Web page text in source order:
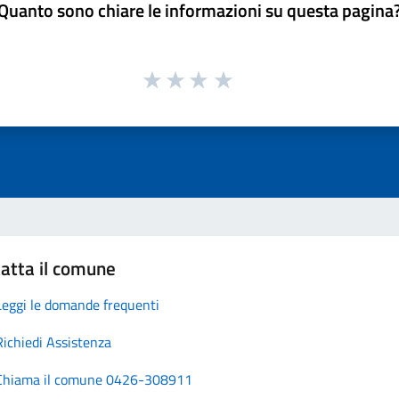
sono chiare le informazioni su questa
il comune
le domande frequenti
Assistenza
il comune 0426-308911